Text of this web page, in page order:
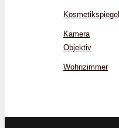
Kosmetikspiegel
Kamera
Objektiv
Wohnzimmer